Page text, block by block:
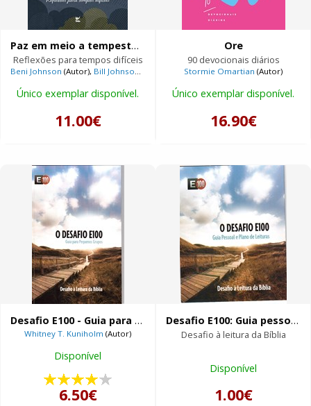
Paz em meio a tempestade
Reflexões para tempos difíceis
Beni Johnson (Autor), Bill Johnson
Único exemplar disponível.
11.00€
Ore
90 devocionais diários
Stormie Omartian (Autor)
Único exemplar disponível.
16.90€
Desafio E100 - Guia para Pequenos Grupos / Sinais
Whitney T. Kuniholm (Autor)
Disponível
6.50€
Desafio E100: Guia pessoal e plano de leituras
Desafio à leitura da Bíblia
Disponível
1.00€